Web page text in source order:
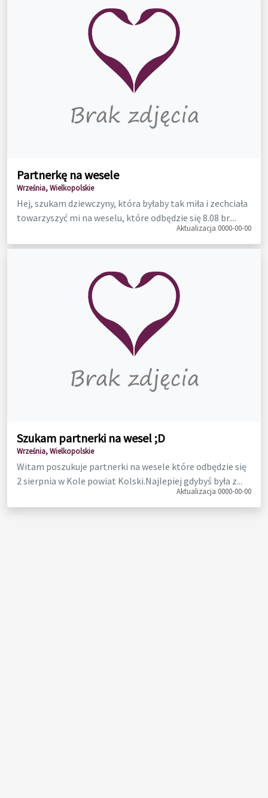
Partnerkę na wesele
Września, Wielkopolskie
Hej, szukam dziewczyny, która byłaby tak miła i zechciała
towarzyszyć mi na weselu, które odbędzie się 8.08 br....
Aktualizacja 0000-00-00
Szukam partnerki na wesel ;D
Września, Wielkopolskie
Witam poszukuje partnerki na wesele które odbędzie się
2 sierpnia w Kole powiat Kolski.Najlepiej gdybyś była z...
Aktualizacja 0000-00-00